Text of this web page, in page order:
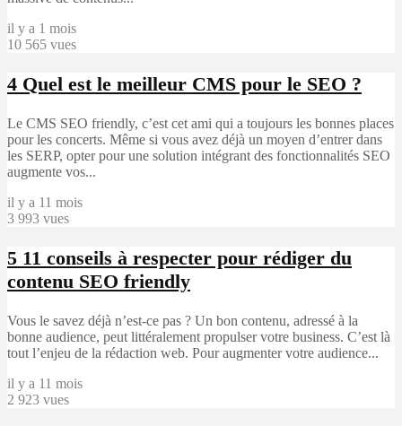
il y a 1 mois
10 565 vues
4 Quel est le meilleur CMS pour le SEO ?
Le CMS SEO friendly, c’est cet ami qui a toujours les bonnes places
pour les concerts. Même si vous avez déjà un moyen d’entrer dans
les SERP, opter pour une solution intégrant des fonctionnalités SEO
augmente vos...
il y a 11 mois
3 993 vues
5 11 conseils à respecter pour rédiger du
contenu SEO friendly
Vous le savez déjà n’est-ce pas ? Un bon contenu, adressé à la
bonne audience, peut littéralement propulser votre business. C’est là
tout l’enjeu de la rédaction web. Pour augmenter votre audience...
il y a 11 mois
2 923 vues